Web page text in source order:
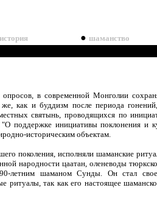
история ● шаманство
в современной Монголии
как и буддизм после периода
святынь, проводящихся по
поддержке инициативы поклонения и
историческим объектам.
поколения, исполняли шаманские
народности цаатан, оленеводы
летним шаманом Сунды. Он стал
ритуалы, так как его настоящее